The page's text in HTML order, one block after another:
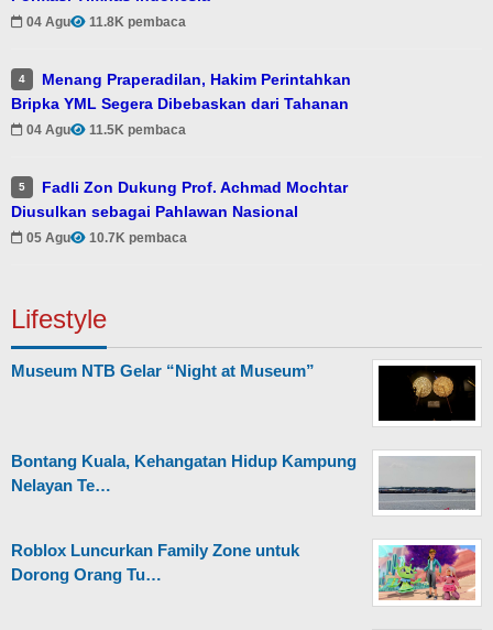
04 Agu 11.8K pembaca
4
Menang Praperadilan, Hakim Perintahkan
Bripka YML Segera Dibebaskan dari Tahanan
04 Agu 11.5K pembaca
5
Fadli Zon Dukung Prof. Achmad Mochtar
Diusulkan sebagai Pahlawan Nasional
05 Agu 10.7K pembaca
Lifestyle
Museum NTB Gelar “Night at Museum”
Bontang Kuala, Kehangatan Hidup Kampung
Nelayan Te…
Roblox Luncurkan Family Zone untuk
Dorong Orang Tu…